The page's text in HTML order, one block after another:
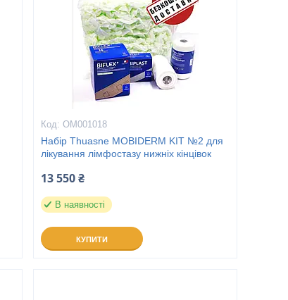
ОМ001018
Набір Thuasne MOBIDERM KIT №2 для
лікування лімфостазу нижніх кінцівок
13 550 ₴
В наявності
КУПИТИ